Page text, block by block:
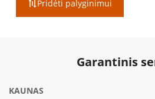
Pridėti palyginimui
Garantinis
KAUNAS